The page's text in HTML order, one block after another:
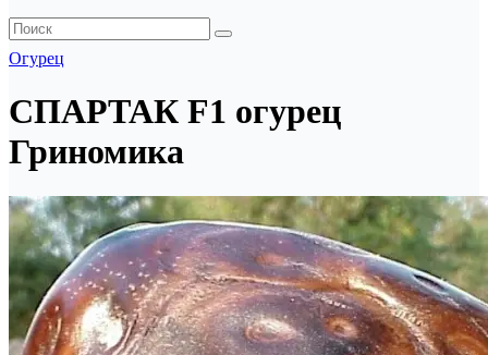
Огурец
СПАРТАК F1 огурец
Гриномика